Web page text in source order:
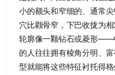
小的额头和窄细的、通常
穴比颧骨窄，下巴收拢为
轮廓像一颗钻石或菱形——
的人往往拥有棱角分明、
型就能将这些特征衬托得